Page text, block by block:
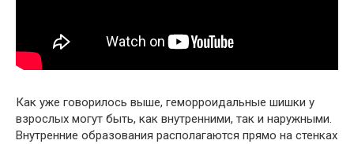
Как уже говорилось выше, геморроидальные шишки у
взрослых могут быть, как внутренними, так и наружными.
Внутренние образования располагаются прямо на стенках